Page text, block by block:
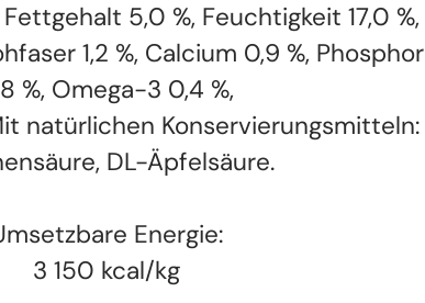
5,0 %, Feuchtigkeit 17,0 %,
1,2 %, Calcium 0,9 %, Phosphor
%, Omega-3 0,4 %,
natürlichen Konservierungsmitteln:
DL-Äpfelsäure.
Energie:
3 150 kcal/kg